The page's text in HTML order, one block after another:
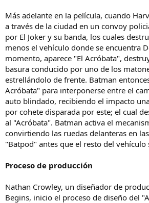
Más adelante en la película, cuando
a través de la ciudad en un convoy
por El Joker y su banda, los cuales
menos el vehículo donde se encuentra
momento, aparece "El Acróbata",
basura conducido por uno de los
estrellándolo de frente. Batman
Acróbata" para interponerse entre el
auto blindado, recibiendo el impacto
por cohete disparada por este; el cual
al "Acróbata". Batman activa el
convirtiendo las ruedas delanteras en
"Batpod" antes que el resto del vehículo
Proceso de producción
Nathan Crowley, un diseñador de
Begins, inicio el proceso de diseño del